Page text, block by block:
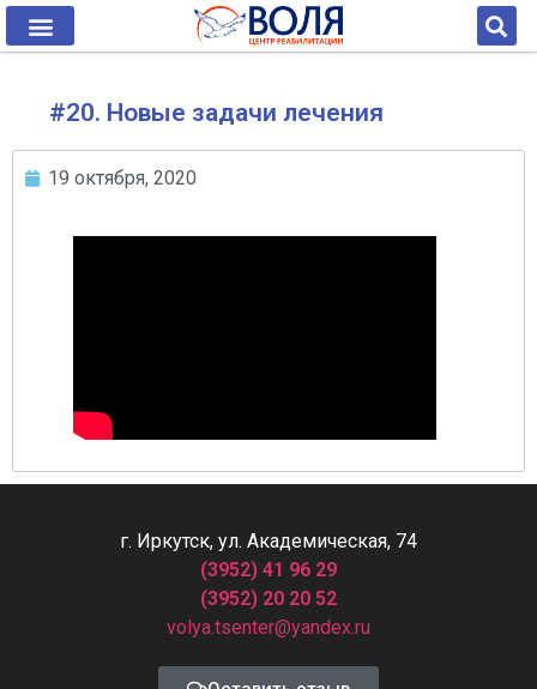
#20. Новые задачи лечения
19 октября, 2020
г. Иркутск, ул. Академическая, 74
(3952) 41 96 29
(3952) 20 20 52
volya.tsenter@yandex.ru